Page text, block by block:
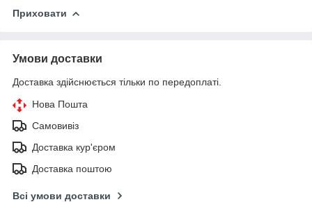
Приховати
Умови доставки
Доставка здійснюється тільки по передоплаті.
Нова Пошта
Самовивіз
Доставка кур'єром
Доставка поштою
Всі умови доставки